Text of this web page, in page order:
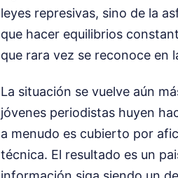
leyes represivas, sino de la
que hacer equilibrios
que rara vez se reconoce en
La situación se vuelve aún
jóvenes periodistas huyen
a menudo es cubierto por
técnica. El resultado es un